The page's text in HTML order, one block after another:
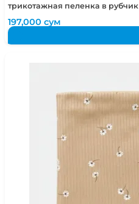
трикотажная пеленка в
197,000сум